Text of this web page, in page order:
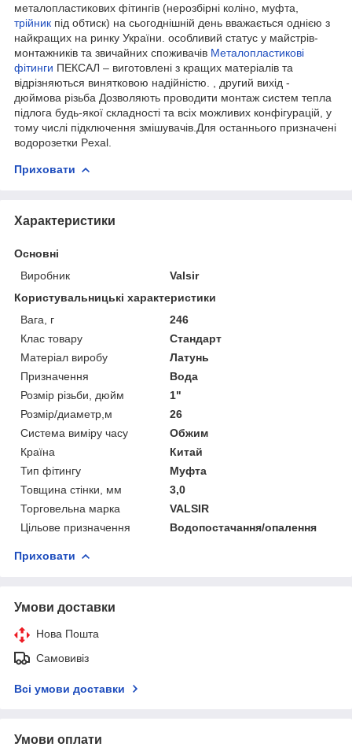
металопластикових фітингів (нерозбірні коліно, муфта,
трійник під обтиск) на сьогоднішній день вважається однією з
найкращих на ринку України. особливий статус у майстрів-
монтажників та звичайних споживачів Металопластикові
фітинги ПЕКСАЛ – виготовлені з кращих матеріалів та
відрізняються винятковою надійністю. , другий вихід -
дюймова різьба Дозволяють проводити монтаж систем тепла
підлога будь-якої складності та всіх можливих конфігурацій, у
тому числі підключення змішувачів.Для останнього призначені
водорозетки Pexal.
Приховати
Характеристики
Основні
Виробник
Valsir
Користувальницькі характеристики
Вага, г
246
Клас товару
Стандарт
Матеріал виробу
Латунь
Призначення
Вода
Розмір різьби, дюйм
1"
Розмір/диаметр,м
26
Система виміру часу
Обжим
Країна
Китай
Тип фітингу
Муфта
Товщина стінки, мм
3,0
Торговельна марка
VALSIR
Цільове призначення
Водопостачання/опалення
Приховати
Умови доставки
Нова Пошта
Самовивіз
Всі умови доставки
Умови оплати